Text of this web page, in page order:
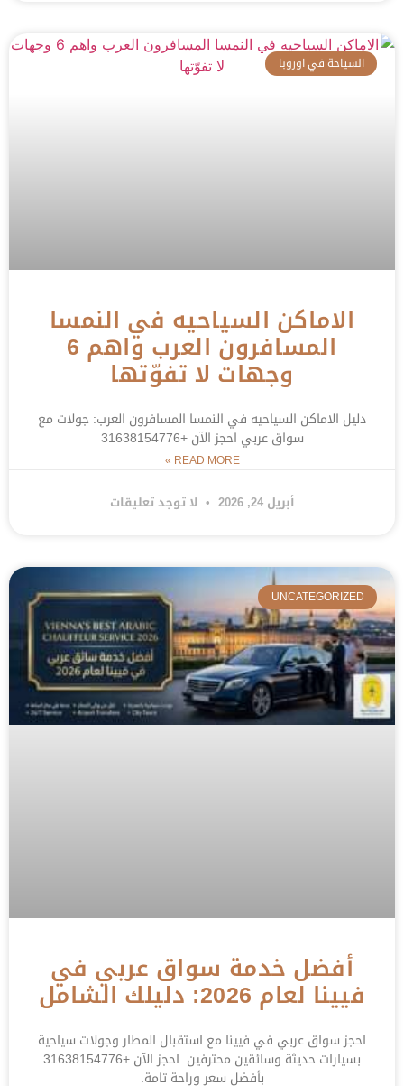
السياحة في اوروبا
الاماكن السياحيه في النمسا
المسافرون العرب واهم 6
وجهات لا تفوّتها
دليل الاماكن السياحيه في النمسا المسافرون العرب: جولات مع
سواق عربي احجز الآن +31638154776
READ MORE »
أبريل 24, 2026 لا توجد تعليقات
UNCATEGORIZED
أفضل خدمة سواق عربي في
فيينا لعام 2026: دليلك الشامل
احجز سواق عربي في فيينا مع استقبال المطار وجولات سياحية
بسيارات حديثة وسائقين محترفين. احجز الآن +31638154776
بأفضل سعر وراحة تامة.